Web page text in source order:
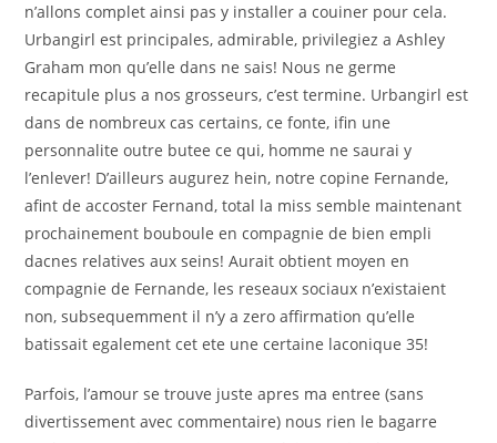
n’allons complet ainsi pas y installer a couiner pour cela.
Urbangirl est principales, admirable, privilegiez a Ashley
Graham mon qu’elle dans ne sais! Nous ne germe
recapitule plus a nos grosseurs, c’est termine. Urbangirl est
dans de nombreux cas certains, ce fonte, ifin une
personnalite outre butee ce qui, homme ne saurai y
l’enlever! D’ailleurs augurez hein, notre copine Fernande,
afint de accoster Fernand, total la miss semble maintenant
prochainement bouboule en compagnie de bien empli
dacnes relatives aux seins! Aurait obtient moyen en
compagnie de Fernande, les reseaux sociaux n’existaient
non, subsequemment il n’y a zero affirmation qu’elle
batissait egalement cet ete une certaine laconique 35!
Parfois, l’amour se trouve juste apres ma entree (sans
divertissement avec commentaire) nous rien le bagarre